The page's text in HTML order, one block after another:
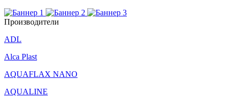
Производители
ADL
Alca Plast
AQUAFLAX NANO
AQUALINE